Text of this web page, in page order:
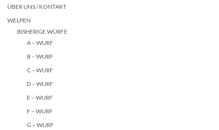
ÜBER UNS / KONTAKT
WELPEN
BISHERIGE WÜRFE
A – WURF
B – WURF
C – WURF
D – WURF
E – WURF
F – WURF
G – WURF